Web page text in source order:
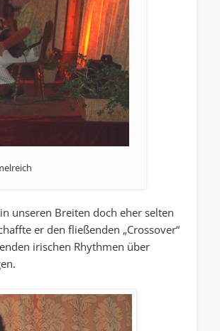
unseren Breiten doch eher selten
er den fließenden „Crossover“
irischen Rhythmen über